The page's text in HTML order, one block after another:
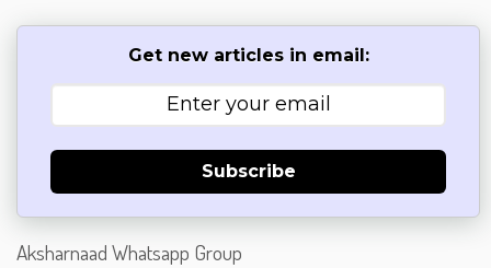
Get new articles in email:
Subscribe
Aksharnaad Whatsapp Group